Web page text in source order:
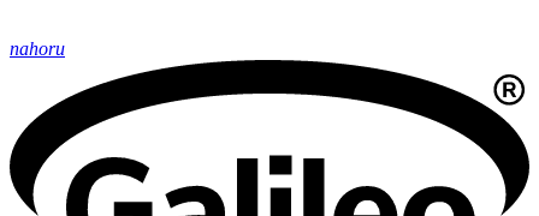
nahoru